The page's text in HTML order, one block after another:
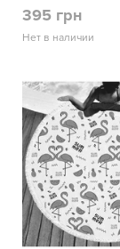
395 грн
Нет в наличии